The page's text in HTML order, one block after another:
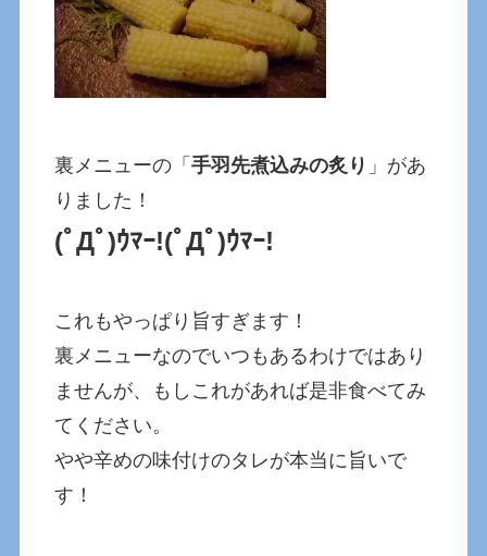
裏メニューの「手羽先煮込みの炙り 」があ
りました！
(ﾟДﾟ)ｳﾏｰ!(ﾟДﾟ)ｳﾏｰ!
これもやっぱり旨すぎます！
裏メニューなのでいつもあるわけではあり
ませんが、もしこれがあれば是非食べてみ
てください。
やや辛めの味付けのタレが本当に旨いで
す！